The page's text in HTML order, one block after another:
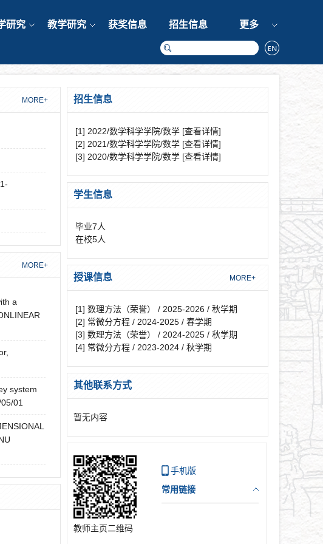
研究 教学研究 获奖信息 招生信息 更多
MORE+
MORE+
a
system
01
招生信息
[1] 2022/数学科学学院/数学 [查看详情]
[2] 2021/数学科学学院/数学 [查看详情]
[3] 2020/数学科学学院/数学 [查看详情]
学生信息
毕业7人
在校5人
授课信息 MORE+
[1] 数理方法（荣誉） / 2025-2026 / 秋学期
[2] 常微分方程 / 2024-2025 / 春学期
[3] 数理方法（荣誉） / 2024-2025 / 秋学期
[4] 常微分方程 / 2023-2024 / 秋学期
其他联系方式
暂无内容
教师主页二维码
手机版
常用链接